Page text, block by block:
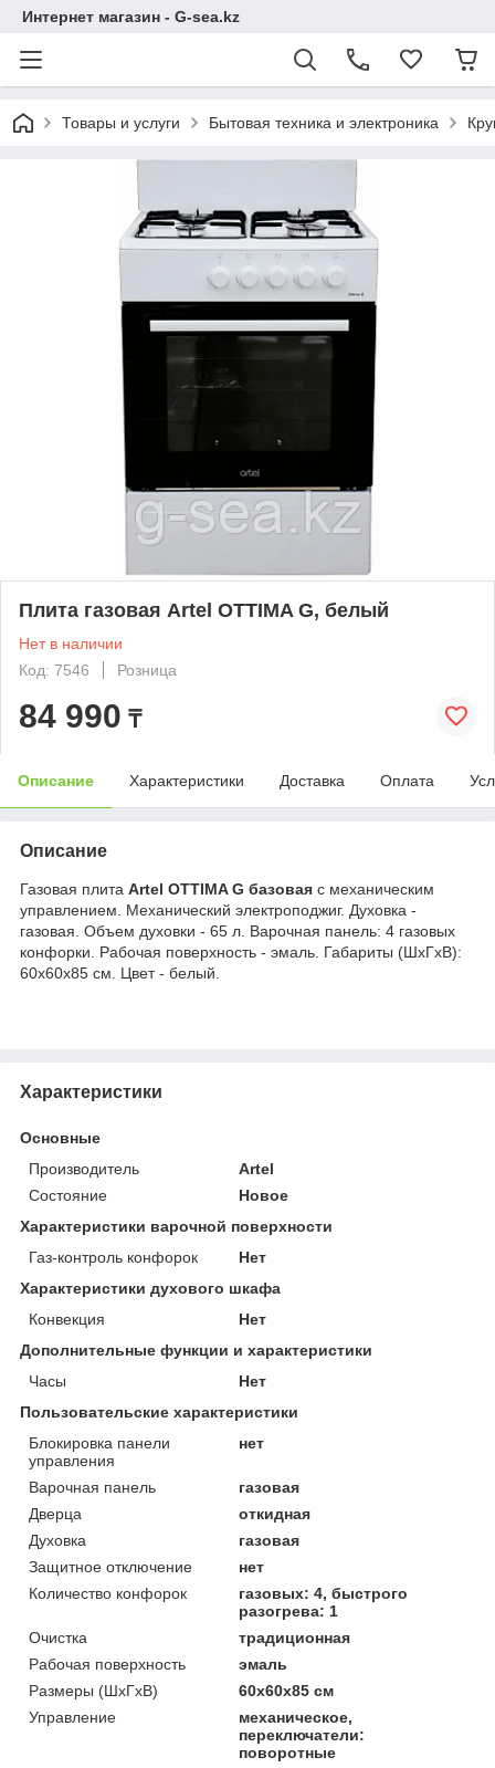
Интернет магазин - G-sea.kz
Товары и услуги Бытовая техника и электроника
Плита газовая Artel OTTIMA G, белый
Нет в наличии
Код: 7546
Розница
84 990 ₸
Описание Характеристики Доставка Оплата
Описание
Газовая плита Artel OTTIMA G базовая с механическим
управлением. Механический электроподжиг. Духовка -
газовая. Объем духовки - 65 л. Варочная панель: 4 газовых
конфорки. Рабочая поверхность - эмаль. Габариты (ШхГхВ):
60x60x85 см. Цвет - белый.
Характеристики
Основные
Производитель
Artel
Состояние
Новое
Характеристики варочной поверхности
Газ-контроль конфорок
Нет
Характеристики духового шкафа
Конвекция
Нет
Дополнительные функции и характеристики
Часы
Нет
Пользовательские характеристики
Блокировка панели
управления
нет
Варочная панель
газовая
Дверца
откидная
Духовка
газовая
Защитное отключение
нет
Количество конфорок
газовых: 4, быстрого
разогрева: 1
Очистка
традиционная
Рабочая поверхность
эмаль
Размеры (ШхГхВ)
60x60x85 см
Управление
механическое,
переключатели:
поворотные